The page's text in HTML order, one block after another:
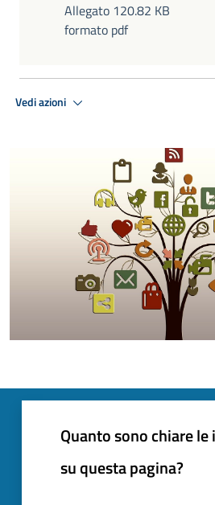
Allegato 120.82 KB
formato pdf
Vedi azioni
Quanto sono chiare
su questa pagina?